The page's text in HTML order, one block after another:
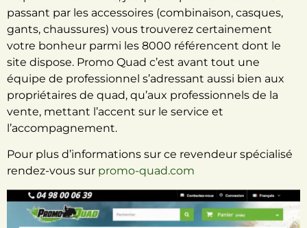
passant par les accessoires (combinaison, casques,
gants, chaussures) vous trouverez certainement
votre bonheur parmi les 8000 référencent dont le
site dispose. Promo Quad c’est avant tout une
équipe de professionnel s’adressant aussi bien aux
propriétaires de quad, qu’aux professionnels de la
vente, mettant l’accent sur le service et
l’accompagnement.
Pour plus d’informations sur ce revendeur spécialisé
rendez-vous sur promo-quad.com